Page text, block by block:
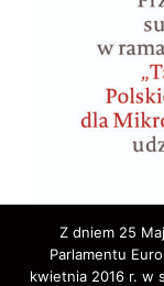
Z dniem 25
Parlamentu
kwietnia 2016 r. w